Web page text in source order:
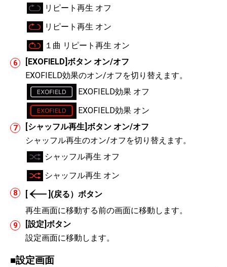
リピート再生 オフ
リピート再生 オン
１曲 リピート再生 オン
[EXOFIELD]ボタン オン/オフ
EXOFIELD効果のオン/オフを切り替えます。
EXOFIELD効果 オフ
EXOFIELD効果 オン
[シャッフル再生]ボタン オン/オフ
シャッフル再生のオン/オフを切り替えます。
シャッフル再生 オフ
シャッフル再生 オン
](戻る）ボタン
再生画面に移動する前の画面に移動します。
[設定]ボタン
設定画面に移動します。
設定画面